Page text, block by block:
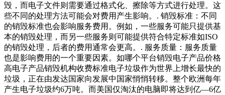
毁，而电子文件则需要通过格式化、擦除等方式进行处理。这
些不同的处理方法可能会对费用产生影响。. 销毁标准：不同
的销毁标准也会影响服务费用。例如，一些服务可能只提供基
本的销毁处理，而另一些服务则可能提供符合特定标准如ISO
的销毁处理，后者的费用通常会更高。. 服务质量：服务质量
也是影响费用的一个重要因素。如哪个平台销毁电子产品价格
高电子产品销毁机构收费标准电子垃圾作为世界上增长最快的
垃圾，正在由发达国家向发展中国家悄悄转移。整个欧洲每年
产生电子垃圾约6万吨。而美国仅淘汰的电脑即将达到亿—6亿